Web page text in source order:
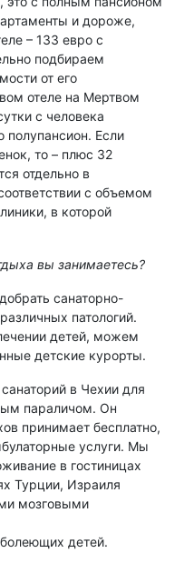
и дороже,
– 133 евро с
подбираем
от его
отеле на Мертвом
с человека
полупансион. Если
то – плюс 32
отдельно в
с объемом
в которой
вы занимаетесь?
санаторно-
патологий.
детей, можем
детские курорты.
в Чехии для
параличом. Он
принимает бесплатно,
услуги. Мы
в гостиницах
Турции, Израиля
мозговыми
детей.